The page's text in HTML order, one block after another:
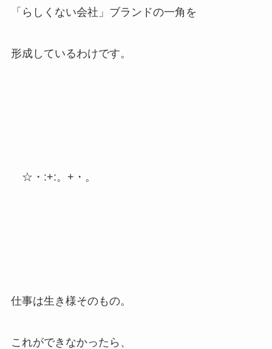
「らしくない会社」ブランドの一角を
形成しているわけです。
☆・:+:。+・。
仕事は生き様そのもの。
これができなかったら、